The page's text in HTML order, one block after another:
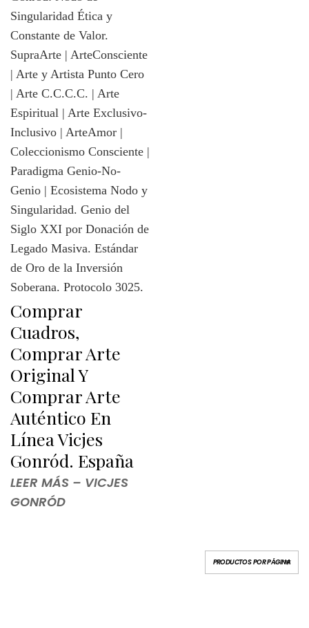
Comprar
Cuadros,
Comprar Arte
Original Y
Comprar Arte
Auténtico En
Línea Vicjes
Gonród. España
LEER MÁS – VICJES
GONRÓD